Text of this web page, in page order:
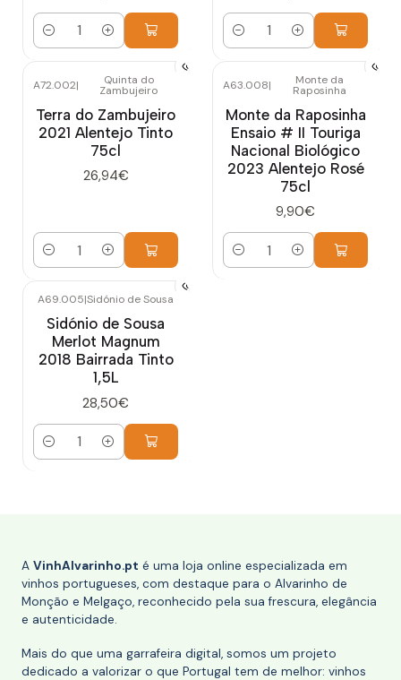
Quantidade Quantidade
A72.002| Quinta do
Zambujeiro
Terra do Zambujeiro
2021 Alentejo Tinto
75cl
26,94€
Quantidade
A63.008| Monte da
Raposinha
Monte da Raposinha
Ensaio # II Touriga
Nacional Biológico
2023 Alentejo Rosé
75cl
9,90€
Quantidade
A69.005|Sidónio de Sousa
Sidónio de Sousa
Merlot Magnum
2018 Bairrada Tinto
1,5L
28,50€
Quantidade
A VinhAlvarinho.pt é uma loja online especializada em
vinhos portugueses, com destaque para o Alvarinho de
Monção e Melgaço, reconhecido pela sua frescura, elegância
e autenticidade.
Mais do que uma garrafeira digital, somos um projeto
dedicado a valorizar o que Portugal tem de melhor: vinhos